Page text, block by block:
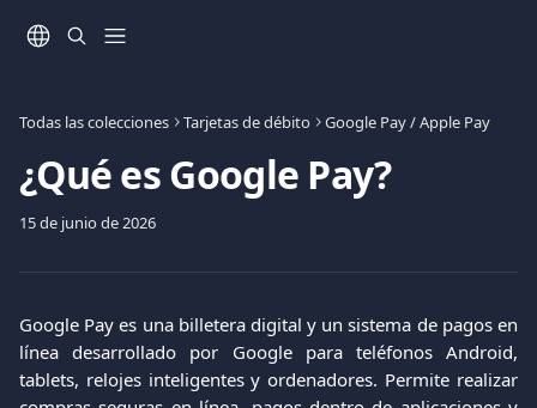
Todas las colecciones Tarjetas de débito Google Pay / Apple Pay
¿Qué es Google Pay?
15 de junio de 2026
Google Pay es una billetera digital y un sistema de pagos en
línea desarrollado por Google para teléfonos Android,
tablets, relojes inteligentes y ordenadores. Permite realizar